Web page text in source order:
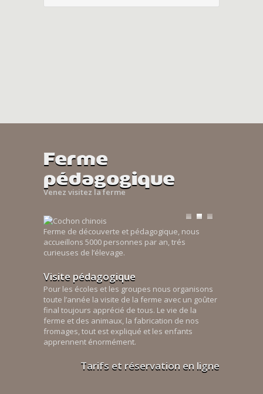
Ferme
pédagogique
Venez visitez la ferme
Ferme de découverte et pédagogique, nous
accueillons 5000 personnes par an, trés
curieuses de l’élevage.
Visite pédagogique
Pour les écoles et les groupes nous organisons
toute l’année la visite de la ferme avec un goûter
final toujours apprécié de tous. Le vie de la
ferme et des animaux, la fabrication de nos
fromages, tout est expliqué et les enfants
apprennent énormément.
Tarifs et réservation en ligne